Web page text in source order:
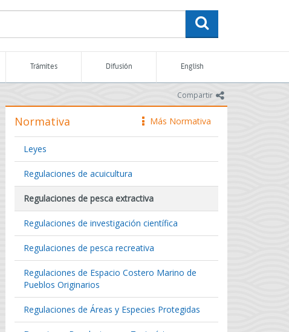
Trámites Difusión English
Compartir icono
icono
Más Normativa
Normativa
Leyes
Regulaciones de acuicultura
Regulaciones de pesca extractiva
Regulaciones de investigación científica
Regulaciones de pesca recreativa
Regulaciones de Espacio Costero Marino de
Pueblos Originarios
Regulaciones de Áreas y Especies Protegidas